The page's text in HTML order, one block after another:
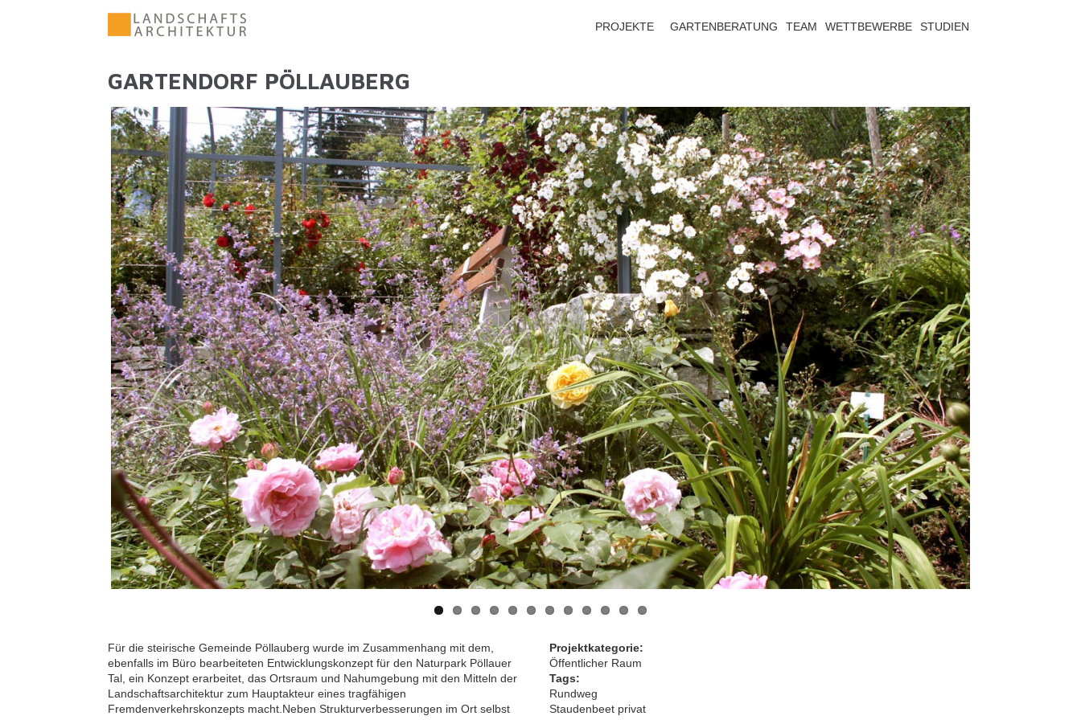
PROJEKTE
GARTENBERATUNG TEAM WETTBEWERBE STUDIEN
SIE SIND HIER
GARTENDORF PÖLLAUBERG
Für die steirische Gemeinde Pöllauberg wurde im Zusammenhang mit dem,
ebenfalls im Büro bearbeiteten Entwicklungskonzept für den Naturpark Pöllauer
Tal, ein Konzept erarbeitet, das Ortsraum und Nahumgebung mit den Mitteln der
Landschaftsarchitektur zum Hauptakteur eines tragfähigen
Fremdenverkehrskonzepts macht. Neben Strukturverbesserungen im Ort selbst
Projektkategorie:
Öffentlicher Raum
Tags:
Rundweg
Staudenbeet privat